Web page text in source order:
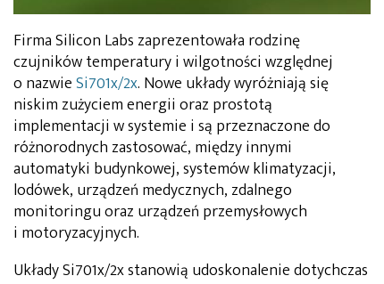
Firma Silicon Labs zaprezentowała rodzinę
czujników temperatury i wilgotności względnej
o nazwieSi701x/2x. Nowe układy wyróżniają się
niskim zużyciem energii oraz prostotą
implementacji w systemie i są przeznaczone do
różnorodnych zastosować, między innymi
automatyki budynkowej, systemów klimatyzacji,
lodówek, urządzeń medycznych, zdalnego
monitoringu oraz urządzeń przemysłowych
i motoryzacyjnych.
Układy Si701x/2x stanowią udoskonalenie dotychczas